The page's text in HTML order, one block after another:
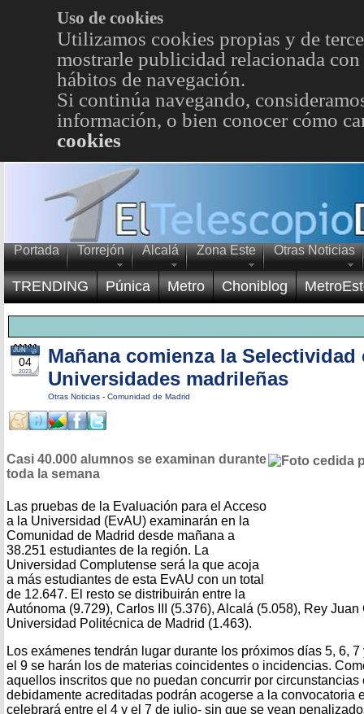
Uso de cookies
Utilizamos cookies propias y de
mostrarle publicidad relacionada
hábitos de navegación.
Si continúa navegando,
información, o bien conocer cómo
cookies
Portada Torrejón Alcalá Zona Este Otras Noticias
TRENDING Púnica Metro Choniblog
04
JUN
2023
Mañana comienza la Selectividad
Universidades madrileñas
Otras Noticias - Comunidad de Madrid
Casi 40.000 alumnos se examinan durante
toda la semana
Las pruebas de la Evaluación para el Acceso
a la Universidad (EvAU) examinarán en la
Comunidad de Madrid desde mañana a
38.251 estudiantes de la región. La
Universidad Complutense será la que acoja
a más estudiantes de esta EvAU con un total
de 12.647. El resto se distribuirán entre la
Autónoma (9.729), Carlos III (5.376), Alcalá (5.058), Rey
Universidad Politécnica de Madrid (1.463).
Los exámenes tendrán lugar durante los próximos días 5, 6,
el 9 se harán los de materias coincidentes o incidencias.
aquellos inscritos que no puedan concurrir por circunstancias
debidamente acreditadas podrán acogerse a la convocatoria
celebrará entre el 4 y el 7 de julio- sin que se vean